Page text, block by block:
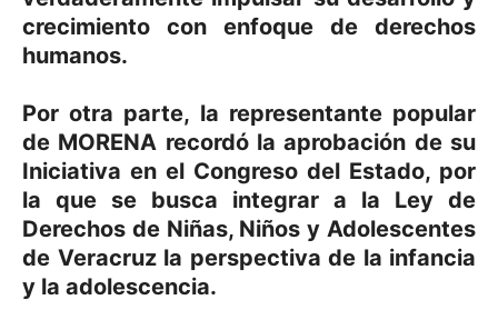
crecimiento con enfoque de derechos
humanos.
Por otra parte, la representante popular
de MORENA recordó la aprobación de su
Iniciativa en el Congreso del Estado, por
la que se busca integrar a la Ley de
Derechos de Niñas, Niños y Adolescentes
de Veracruz la perspectiva de la infancia
y la adolescencia.